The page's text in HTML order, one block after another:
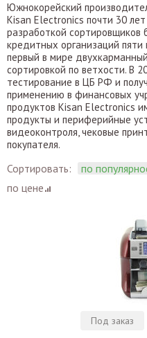
Южнокорейский
Kisan Electronics почти 30
разработкой сортировщиков
кредитных организаций
первый в мире
сортировкой по ветхости. В
тестирование в ЦБ РФ и
применению в финансовых
продуктов Kisan Electronics
продукты и периферийные
видеоконтроля, чековые
покупателя.
Сортировать: по
по цене
Под заказ